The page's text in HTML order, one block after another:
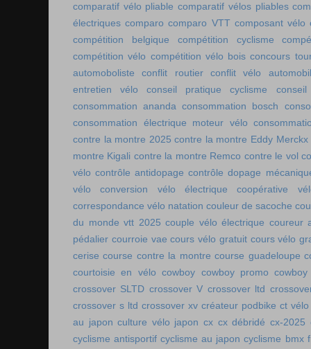
comparatif vélo pliable comparatif vélos pliables
électriques comparo comparo VTT composant vélo
compétition belgique
compétition cyclisme
compétition vélo compétition vélo bois concours
automoboliste
conflit routier
conflit vélo
entretien vélo
conseil pratique cyclisme
consommation ananda consommation bosch
consommation électrique moteur vélo
contre la montre 2025 contre la montre Eddy Merckx
montre Kigali contre la montre Remco contre le vol
vélo contrôle antidopage contrôle dopage
vélo
conversion vélo électrique
coopérative
correspondance vélo natation couleur de sacoche
du monde vtt 2025 couple vélo électrique coureur
pédalier courroie vae cours vélo gratuit cours vélo
cerise course contre la montre course guadeloupe
courtoisie en vélo cowboy cowboy promo
crossover SLTD crossover V crossover ltd
crossover s ltd crossover xv créateur podbike ct vélo
au japon culture vélo japon cx cx débridé cx-2025
cyclisme antisportif cyclisme au japon cyclisme bmx